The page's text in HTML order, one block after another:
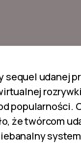
udanej
popularności.
że twórcom